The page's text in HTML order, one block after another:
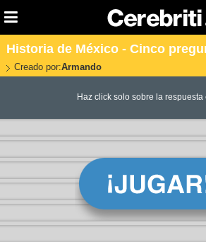
Historia de México - Cinco
Creado por:Armando
Haz click solo sobre la respuesta